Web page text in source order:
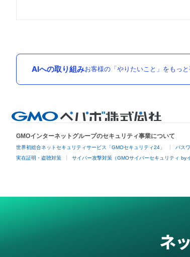
AIへの取り組みお客様の「やりたいこと」をもっ
GMOインターネットグループのセキュリティ事業について
世界初総合ネットセキュリティサービス「GMOセキュリティ24」 パス
実在証明・盗聴対策 サイバー攻撃対策（GMOサイバーセキュリティ by